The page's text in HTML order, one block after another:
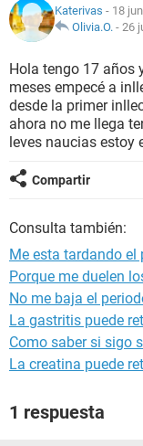
NUTRICIÓN
BIENESTAR
SEXUALIDAD
GLOSARIO
Katerivas - 18
Olivia.O. - 26
Hola tengo 17 años
meses empecé a
desde la primer
ahora no me llega
leves naucias estoy
Compartir
Consulta también:
Me esta tardando
Porque me duelen
No me baja el
La gastritis puede
Como saber si sigo
La creatina puede
1 respuesta